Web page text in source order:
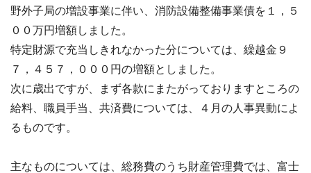
野外子局の増設事業に伴い、消防設備整備事業債を１，５
００万円増額しました。
特定財源で充当しきれなかった分については、繰越金９
７，４５７，０００円の増額としました。
次に歳出ですが、まず各款にまたがっておりますところの
給料、職員手当、共済費については、４月の人事異動によ
るものです。
主なものについては、総務費のうち財産管理費では、富士